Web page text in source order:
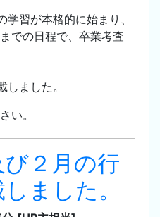
習が本格的に始まり、
での日程で、卒業考査
ました。
い。
２月の行
ました。